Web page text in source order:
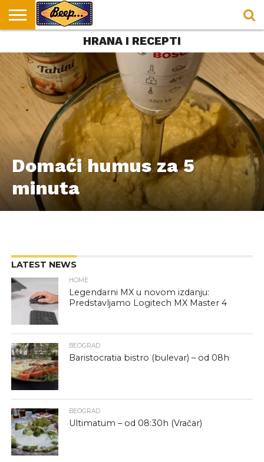
DORUČAK
U
BEOGRADU
SVAKODNEVICA
ENTERTAINMENT
LOKACIJE
ZA
DORUČAK
HRANA I
RECEPTI
NEPUSACKI
LOKALI
HRANA I RECEPTI
Domaći humus za 5
minuta
LATEST NEWS
HOME
Legendarni MX u novom izdanju:
Predstavljamo Logitech MX Master 4
BEOGRAD
Baristocratia bistro (bulevar) – od 08h
BEOGRAD
Ultimatum – od 08:30h (Vračar)